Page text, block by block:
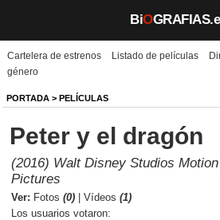
BiO
Biografías
Películas
TV
Música
Un día como hoy
Cartelera de estrenos Listado de películas
género
PORTADA > PELÍCULAS
Peter y el dragón
(2016) Walt Disney Studios Motion
Pictures
Ver: Fotos (0) Vídeos (1)
Los usuarios votaron: